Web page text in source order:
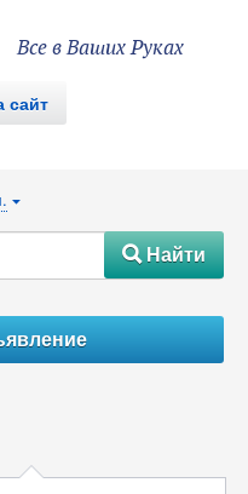
Все в Ваших Руках
сайт
{
#Найти